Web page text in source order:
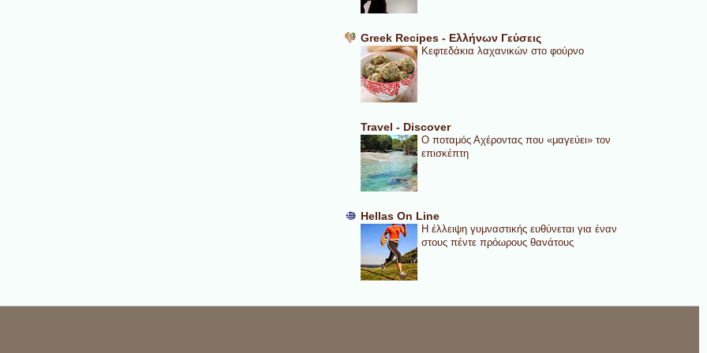
Greek Recipes - Ελλήνων Γεύσεις
Κεφτεδάκια λαχανικών στο φούρνο
Travel - Discover
Ο ποταμός Αχέροντας που «μαγεύει» τον
επισκέπτη
Hellas On Line
Η έλλειψη γυμναστικής ευθύνεται για έναν
στους πέντε πρόωρους θανάτους